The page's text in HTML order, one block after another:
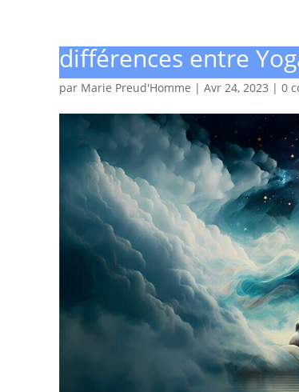
différences entre
par Marie Preud'Homme | Avr 24, 2023 | 0